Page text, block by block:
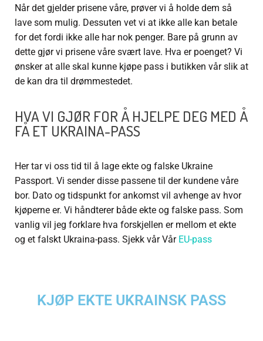
Når det gjelder prisene våre, prøver vi å holde dem så
lave som mulig. Dessuten vet vi at ikke alle kan betale
for det fordi ikke alle har nok penger. Bare på grunn av
dette gjør vi prisene våre svært lave. Hva er poenget? Vi
ønsker at alle skal kunne kjøpe pass i butikken vår slik at
de kan dra til drømmestedet.
HVA VI GJØR FOR Å HJELPE DEG MED Å
FÅ ET UKRAINA-PASS
Her tar vi oss tid til å lage ekte og falske Ukraine
Passport. Vi sender disse passene til der kundene våre
bor. Dato og tidspunkt for ankomst vil avhenge av hvor
kjøperne er. Vi håndterer både ekte og falske pass. Som
vanlig vil jeg forklare hva forskjellen er mellom et ekte
og et falskt Ukraina-pass. Sjekk vår Vår EU-pass
KJØP EKTE UKRAINSK PASS